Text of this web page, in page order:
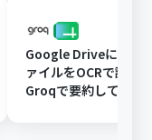
Google Driveに格納
ァイルをOCRで読み
Groqで要約して